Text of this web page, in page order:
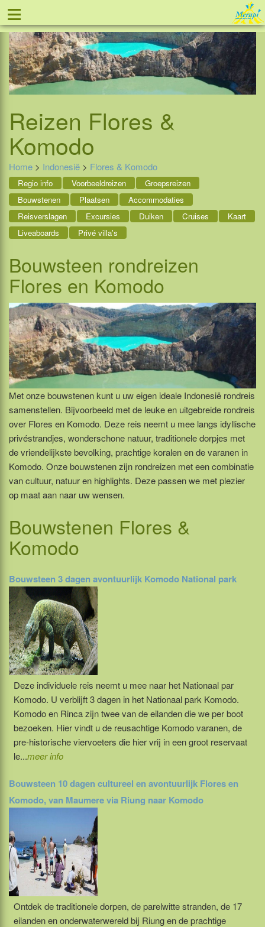
≡ Tel: 088 - 81 11 999
Reizen Flores &
Komodo
Home > Indonesië > Flores & Komodo
Regio info Voorbeeldreizen
Groepsreizen
Bouwstenen
Plaatsen
Accommodaties
Reisverslagen
Excursies Duiken Cruises
Kaart
Liveaboards
Privé villa's
Bouwsteen rondreizen
Flores en Komodo
Met onze bouwstenen kunt u uw eigen ideale Indonesië rondreis
samenstellen. Bijvoorbeeld met de leuke en uitgebreide rondreis
over Flores en Komodo. Deze reis neemt u mee langs idyllische
privéstrandjes, wonderschone natuur, traditionele dorpjes met
de vriendelijkste bevolking, prachtige koralen en de varanen in
Komodo. Onze bouwstenen zijn rondreizen met een combinatie
van cultuur, natuur en highlights. Deze passen we met plezier
op maat aan naar uw wensen.
Bouwstenen Flores &
Komodo
Bouwsteen 3 dagen avontuurlijk Komodo National park
Deze individuele reis neemt u mee naar het Nationaal par
Komodo. U verblijft 3 dagen in het Nationaal park Komodo.
Komodo en Rinca zijn twee van de eilanden die we per boot
bezoeken. Hier vindt u de reusachtige Komodo varanen, de
pre-historische viervoeters die hier vrij in een groot reservaat
le...meer info
Bouwsteen 10 dagen cultureel en avontuurlijk Flores en
Komodo, van Maumere via Riung naar Komodo
Ontdek de traditionele dorpen, de parelwitte stranden, de 17
eilanden en onderwaterwereld bij Riung en de prachtige